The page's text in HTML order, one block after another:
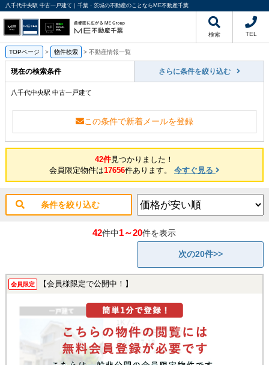
八千代中央駅 中古一戸建て｜千葉・茨城の不動産のことならME不動産千葉
検索 TEL
TOPページ > 物件検索 > 不動産情報一覧
現在の検索条件 さらに条件を絞り込む
八千代中央駅 中古一戸建て
この条件で新着メールを登録
42件見つかりました！
会員限定物件は17656件あります。 今すぐ見る
条件を絞り込む
42件中1～20件を表示
次の20件>>
会員限定 【会員様限定で公開中！】